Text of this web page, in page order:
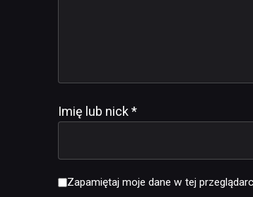
Imię lub nick*
Zapamiętaj moje dane w tej